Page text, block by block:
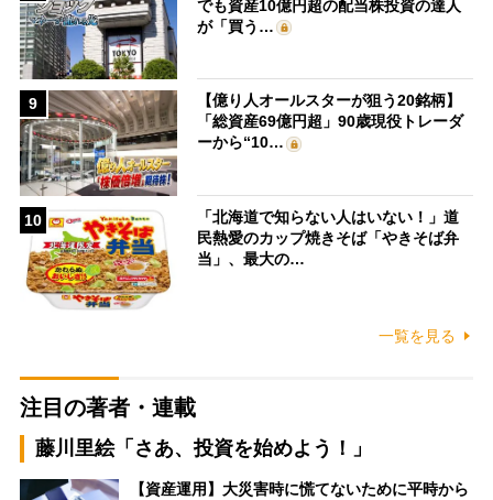
でも資産10億円超の配当株投資の達人
が「買う…
9
【億り人オールスターが狙う20銘柄】
「総資産69億円超」90歳現役トレーダ
ーから“10…
10
「北海道で知らない人はいない！」道
民熱愛のカップ焼きそば「やきそば弁
当」、最大の…
一覧を見る
注目の著者・連載
藤川里絵「さあ、投資を始めよう！」
【資産運用】大災害時に慌てないために平時から